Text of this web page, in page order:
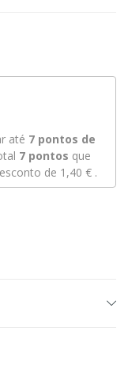
até 7pontos de
7 pontos que
de 1,40 €.